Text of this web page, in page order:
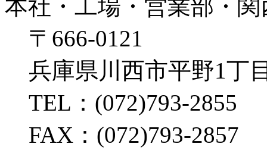
本社・工場・営業部・関
〒666-0121
兵庫県川西市平野1丁
TEL：(072)793-2855
FAX：(072)793-2857